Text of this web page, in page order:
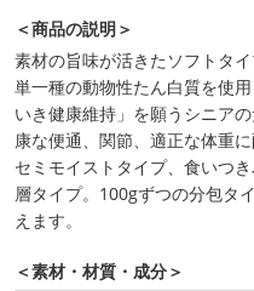
＜商品の説明＞
素材の旨味が活きたソフトタ
単一種の動物性たん白質を使
いき健康維持」を願うシニア
康な便通、関節、適正な体重
セミモイストタイプ、食いつ
層タイプ。100gずつの分包タ
えます。
＜素材・材質・成分＞